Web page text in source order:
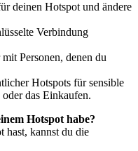
deinen Hotspot und ändere
Verbindung
Personen, denen du
Hotspots für sensible
das Einkaufen.
Hotspot habe?
hast, kannst du die